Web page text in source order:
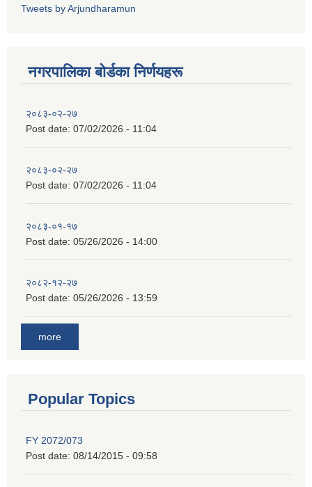
Tweets by Arjundharamun
नगरपालिका बाेर्डका निर्णयहरू
२०८३-०२-२७
Post date: 07/02/2026 - 11:04
२०८३-०२-२७
Post date: 07/02/2026 - 11:04
२०८३-०१-१७
Post date: 05/26/2026 - 14:00
२०८२-१२-२७
Post date: 05/26/2026 - 13:59
more
Popular Topics
FY 2072/073
Post date: 08/14/2015 - 09:58